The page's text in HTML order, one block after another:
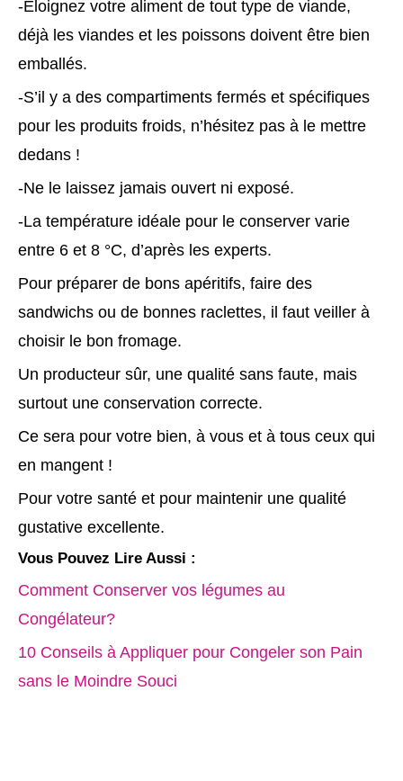
-Éloignez votre aliment de tout type de viande,
déjà les viandes et les poissons doivent être bien
emballés.
-S’il y a des compartiments fermés et spécifiques
pour les produits froids, n’hésitez pas à le mettre
dedans !
-Ne le laissez jamais ouvert ni exposé.
-La température idéale pour le conserver varie
entre 6 et 8 °C, d’après les experts.
Pour préparer de bons apéritifs, faire des
sandwichs ou de bonnes raclettes, il faut veiller à
choisir le bon fromage.
Un producteur sûr, une qualité sans faute, mais
surtout une conservation correcte.
Ce sera pour votre bien, à vous et à tous ceux qui
en mangent !
Pour votre santé et pour maintenir une qualité
gustative excellente.
Vous Pouvez Lire Aussi :
Comment Conserver vos légumes au
Congélateur?
10 Conseils à Appliquer pour Congeler son Pain
sans le Moindre Souci